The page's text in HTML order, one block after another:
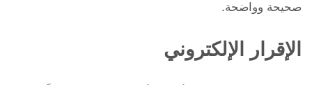
صحيحة وواضحة.
الإقرار الإلكتروني